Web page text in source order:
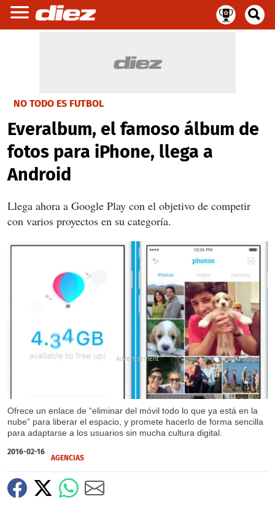
NO TODO ES FUTBOL
Everalbum, el famoso álbum de
fotos para iPhone, llega a
Android
Llega ahora a Google Play con el objetivo de competir
con varios proyectos en su categoría.
Ofrece un enlace de “eliminar del móvil todo lo que ya está en la
nube” para liberar el espacio, y promete hacerlo de forma sencilla
para adaptarse a los usuarios sin mucha cultura digital.
X
2016-02-16
AGENCIAS